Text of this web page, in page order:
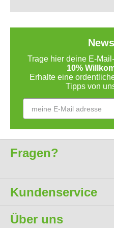
Trage hier deine E-
10%
Erhalte eine
Tipps von
Fragen?
Kundenservice
Über uns